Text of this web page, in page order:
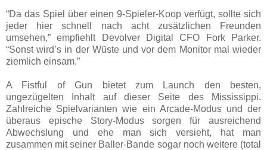
“Da das Spiel über einen 9-Spieler-Koop verfügt, sollte sich
jeder hier schnell nach acht zusätzlichen Freunden
umsehen,” empfiehlt Devolver Digital CFO Fork Parker.
“Sonst wird’s in der Wüste und vor dem Monitor mal wieder
ziemlich einsam.”
A Fistful of Gun bietet zum Launch den besten,
ungezügelten Inhalt auf dieser Seite des Mississippi.
Zahlreiche Spielvarianten wie ein Arcade-Modus und der
überaus epische Story-Modus sorgen für ausreichend
Abwechslung und ehe man sich versieht, hat man
zusammen mit seiner Baller-Bande sogar noch weitere (total